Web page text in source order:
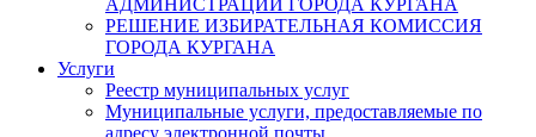
АДМИНИСТРАЦИИ ГОРОДА КУРГАНА
РЕШЕНИЕ ИЗБИРАТЕЛЬНАЯ КОМИССИЯ
ГОРОДА КУРГАНА
Услуги
Реестр муниципальных услуг
Муниципальные услуги, предоставляемые по
адресу электронной почты